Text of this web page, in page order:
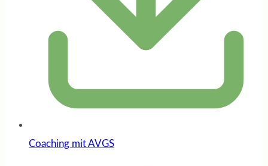
Coaching mit AVGS